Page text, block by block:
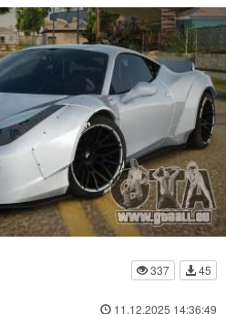
337
45
11.12.2025 14:36:49